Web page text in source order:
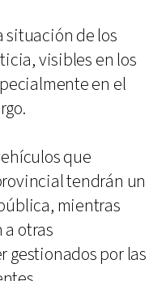
situación de los
visibles en los
en el
que
tendrán un
mientras
otras
gestionados por las